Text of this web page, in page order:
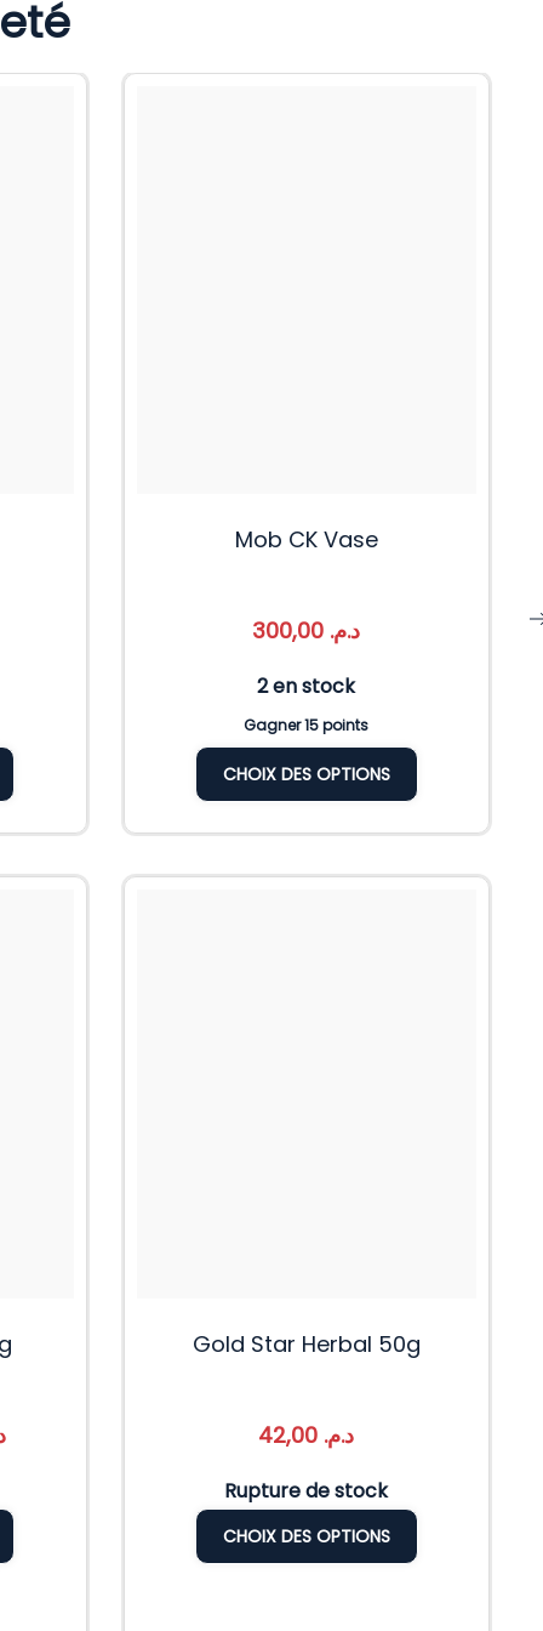
Mob CK Vase
د.م.
2 en stock
Gagner 15 points
CHOIX DES OPTIONS
Gold Star Herbal 50g
د.م.
Rupture de stock
CHOIX DES OPTIONS